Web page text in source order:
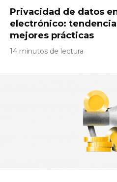
Privacidad de datos
electrónico:
mejores prácticas
14 minutos de lectura